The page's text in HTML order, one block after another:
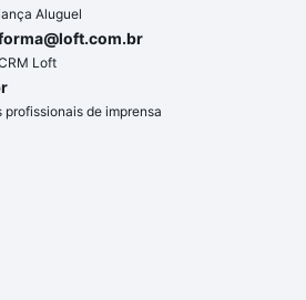
Aluguel
Loft
de imprensa